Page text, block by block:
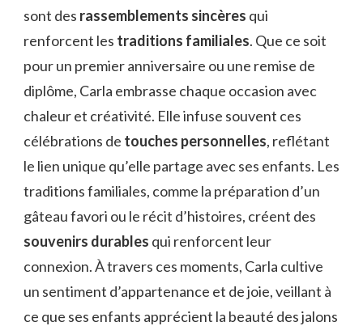
sont des rassemblements sincères qui
renforcent les traditions familiales. Que ce soit
pour un premier anniversaire ou une remise de
diplôme, Carla embrasse chaque occasion avec
chaleur et créativité. Elle infuse souvent ces
célébrations de touches personnelles, reflétant
le lien unique qu’elle partage avec ses enfants. Les
traditions familiales, comme la préparation d’un
gâteau favori ou le récit d’histoires, créent des
souvenirs durables qui renforcent leur
connexion. À travers ces moments, Carla cultive
un sentiment d’appartenance et de joie, veillant à
ce que ses enfants apprécient la beauté des jalons